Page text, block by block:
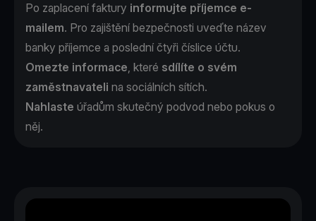
Po zaplacení faktury informujte příjemce e-
mailem. Pro zajištění bezpečnosti uveďte název
banky příjemce a poslední čtyři číslice účtu.
Omezte informace, které sdílíte o svém
zaměstnavateli na sociálních sítích.
Nahlaste úřadům skutečný podvod nebo pokus o
něj.